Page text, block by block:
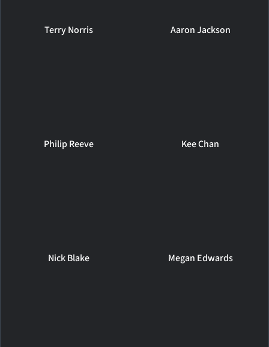
Terry Norris Aaron Jackson
Philip Reeve Kee Chan
Nick Blake Megan Edwards